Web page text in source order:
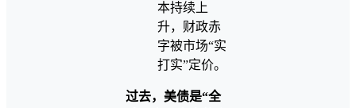
本持续上
升，财政赤
字被市场“实
打实”定价。
过去，美债是“全